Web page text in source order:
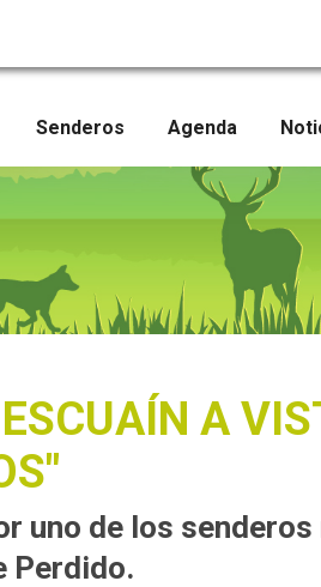
Senderos Agenda
A
uno de los
Perdido.